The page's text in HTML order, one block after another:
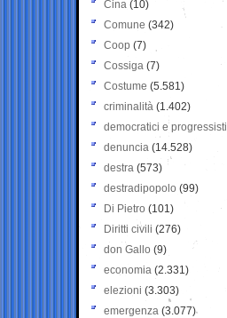
Cina (10)
Comune (342)
Coop (7)
Cossiga (7)
Costume (5.581)
criminalità (1.402)
democratici e progressisti
denuncia (14.528)
destra (573)
destradipopolo (99)
Di Pietro (101)
Diritti civili (276)
don Gallo (9)
economia (2.331)
elezioni (3.303)
emergenza (3.077)